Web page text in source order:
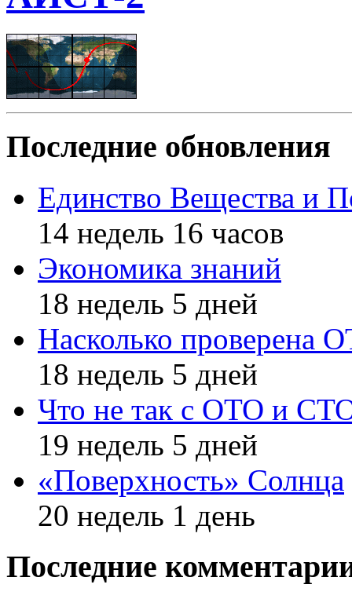
Последние обновления
Единство Вещества и
14 недель 16 часов
Экономика знаний
18 недель 5 дней
Насколько проверена
18 недель 5 дней
Что не так с ОТО и
19 недель 5 дней
«Поверхность» Солнца
20 недель 1 день
Последние